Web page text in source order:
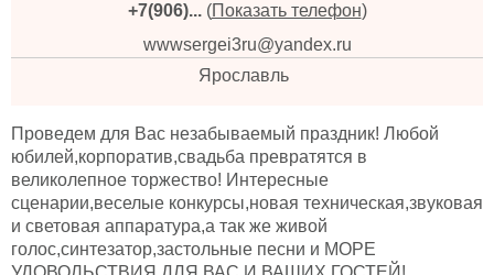
+7(906)... (Показать телефон)
wwwsergei3ru@yandex.ru
Ярославль
Проведем для Вас незабываемый праздник! Любой
юбилей,корпоратив,свадьба превратятся в
великолепное торжество! Интересные
сценарии,веселые конкурсы,новая техническая,звуковая
и световая аппаратура,а так же живой
голос,синтезатор,застольные песни и МОРЕ